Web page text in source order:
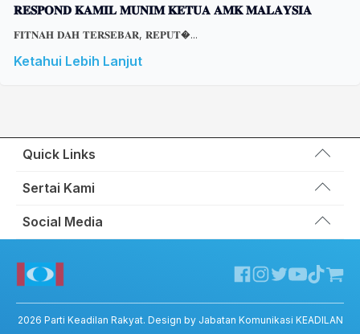
𝐑𝐄𝐒𝐏𝐎𝐍𝐃 𝐊𝐀𝐌𝐈𝐋 𝐌𝐔𝐍𝐈𝐌 𝐊𝐄𝐓𝐔𝐀 𝐀𝐌𝐊 𝐌𝐀𝐋𝐀𝐘𝐒𝐈𝐀
𝐅𝐈𝐓𝐍𝐀𝐇 𝐃𝐀𝐇 𝐓𝐄𝐑𝐒𝐄𝐁𝐀𝐑, 𝐑𝐄𝐏𝐔𝐓�...
Ketahui Lebih Lanjut
Quick Links
Wakil Rakyat
Hubungi Kami
Sumbangan
Sertai Kami
Portal Anggota KEADILAN
Social Media
Twitter KEADILAN
Channel Telegram KEADILAN
Kedai KEADILAN
ADIL – Privacy Policy
2026 Parti Keadilan Rakyat. Design by Jabatan Komunikasi KEADILAN